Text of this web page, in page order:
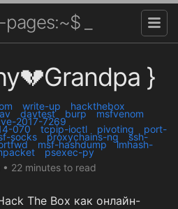
_
}
write-up hackthebox
davtest burp msfvenom
2017-7269
070 tcpip-ioctl pivoting port-
socks proxychains-ng ssh-
msf-hashdump lmhash-
psexec-py
• 22 minutes to read
The Box как онлайн-